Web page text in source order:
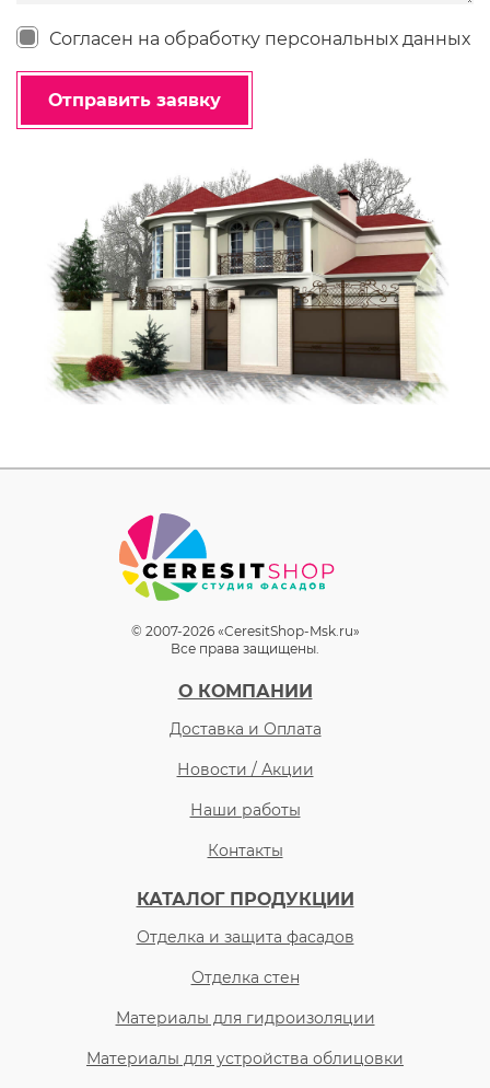
Согласен на обработку персональных данных
Отправить заявку
© 2007-2026 «CeresitShop-Msk.ru»
Все права защищены.
О КОМПАНИИ
Доставка и Оплата
Новости / Акции
Наши работы
Контакты
КАТАЛОГ ПРОДУКЦИИ
Отделка и защита фасадов
Отделка стен
Материалы для гидроизоляции
Материалы для устройства облицовки